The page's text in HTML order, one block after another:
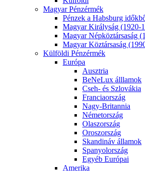
Magyar Pénzérmék
Pénzek a Habsburg
Magyar Királyság (1920-
Magyar Népköztársaság
Magyar Köztársaság
Külföldi Pénzérmék
Európa
Ausztria
BeNeLux álllamok
Cseh- és Szlovákia
Franciaország
Nagy-Britannia
Németország
Olaszország
Oroszország
Skandináv államok
Spanyolország
Egyéb Európai
Amerika